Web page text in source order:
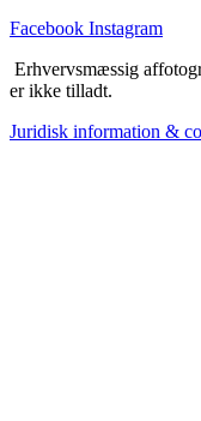
Facebook Instagram
Erhvervsmæssig
er ikke tilladt.
Juridisk information &